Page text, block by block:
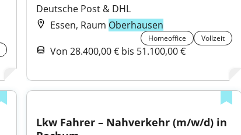
Deutsche Post & DHL
Essen, Raum Oberhausen
Homeoffice Vollzeit
Von 28.400,00 € bis 51.100,00 €
Lkw Fahrer – Nahverkehr (m/w/d) in